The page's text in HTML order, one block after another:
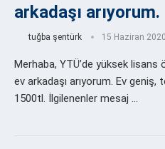
arkadaşı arıyorum.
tuğba şentürk 15 Haziran 2020
Merhaba, YTÜ’de yüksek lisans
ev arkadaşı arıyorum. Ev geniş,
1500tl. İlgilenenler mesaj …